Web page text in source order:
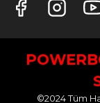
©2024 Tüm